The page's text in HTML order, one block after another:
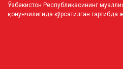
Ўзбекистон Республикасининг
қонунчилигида кўрсатилган тартибда